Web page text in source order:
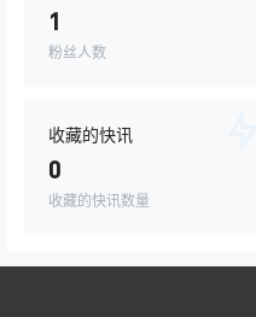
1
粉丝人数
收藏的快讯
0
收藏的快讯数量